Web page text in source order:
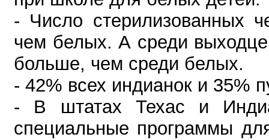
- Число стерилизованных
чем белых. А среди
больше, чем среди белых.
- 42% всех индианок и 35%
- В штатах Техас и
специальные программы